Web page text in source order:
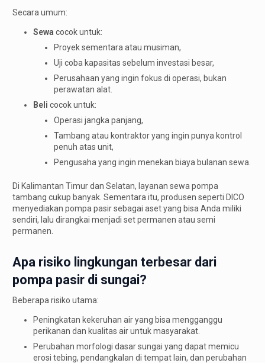
Secara umum:
Sewa cocok untuk:
Proyek sementara atau musiman,
Uji coba kapasitas sebelum investasi besar,
Perusahaan yang ingin fokus di operasi, bukan
perawatan alat.
Beli cocok untuk:
Operasi jangka panjang,
Tambang atau kontraktor yang ingin punya kontrol
penuh atas unit,
Pengusaha yang ingin menekan biaya bulanan sewa.
Di Kalimantan Timur dan Selatan, layanan sewa pompa
tambang cukup banyak. Sementara itu, produsen seperti DICO
menyediakan pompa pasir sebagai aset yang bisa Anda miliki
sendiri, lalu dirangkai menjadi set permanen atau semi
permanen.
Apa risiko lingkungan terbesar dari
pompa pasir di sungai?
Beberapa risiko utama:
Peningkatan kekeruhan air yang bisa mengganggu
perikanan dan kualitas air untuk masyarakat.
Perubahan morfologi dasar sungai yang dapat memicu
erosi tebing, pendangkalan di tempat lain, dan perubahan